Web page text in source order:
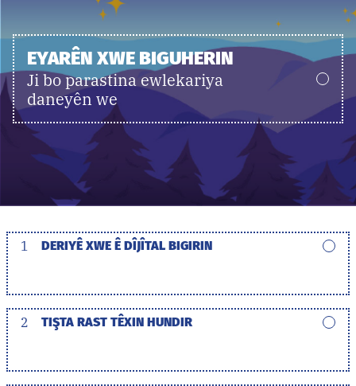
EYARÊN XWE BIGUHERIN
Ji bo parastina ewlekariya
daneyên we
1 DERIYÊ XWE Ê DÎJÎTAL BIGIRIN
2 TIŞTA RAST TÊXIN HUNDIR